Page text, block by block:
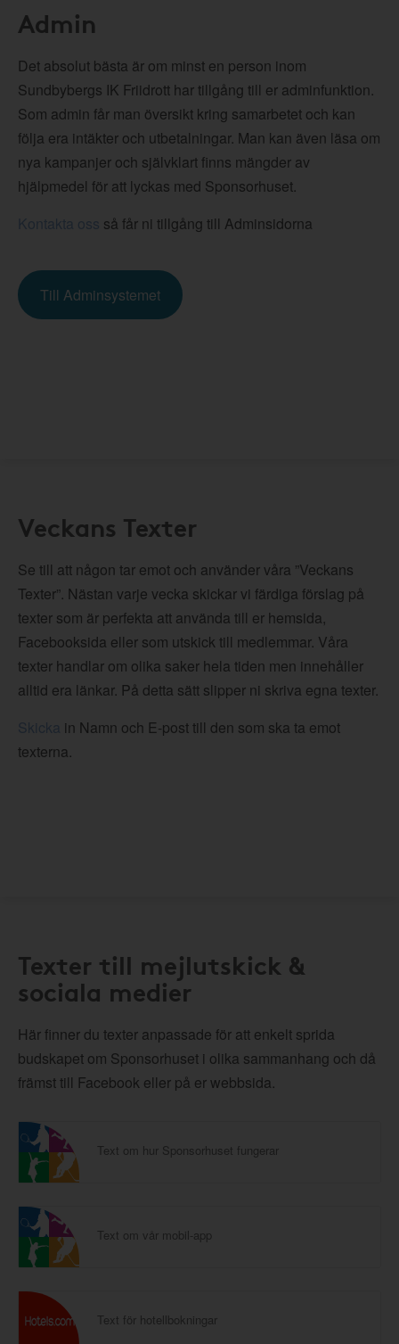
Admin
Det absolut bästa är om minst en person inom
Sundbybergs IK Friidrott har tillgång till er adminfunktion.
Som admin får man översikt kring samarbetet och kan
följa era intäkter och utbetalningar. Man kan även läsa om
nya kampanjer och självklart finns mängder av
hjälpmedel för att lyckas med Sponsorhuset.
Kontakta oss så får ni tillgång till Adminsidorna
Till Adminsystemet
Veckans Texter
Se till att någon tar emot och använder våra ”Veckans
Texter”. Nästan varje vecka skickar vi färdiga förslag på
texter som är perfekta att använda till er hemsida,
Facebooksida eller som utskick till medlemmar. Våra
texter handlar om olika saker hela tiden men innehåller
alltid era länkar. På detta sätt slipper ni skriva egna texter.
Skicka in Namn och E-post till den som ska ta emot
texterna.
Texter till mejlutskick &
sociala medier
Här finner du texter anpassade för att enkelt sprida
budskapet om Sponsorhuset i olika sammanhang och då
främst till Facebook eller på er webbsida.
Text om hur Sponsorhuset fungerar
Text om vår mobil-app
Text för hotellbokningar